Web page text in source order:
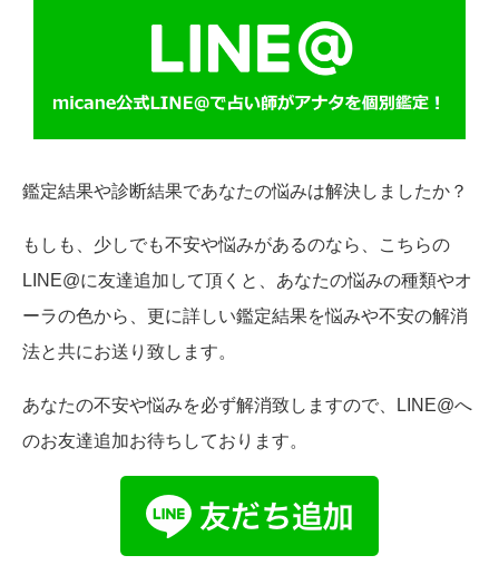
鑑定結果や診断結果であなたの悩みは解決しましたか？
もしも、少しでも不安や悩みがあるのなら、こちらの
LINE@に友達追加して頂くと、あなたの悩みの種類やオ
ーラの色から、更に詳しい鑑定結果を悩みや不安の解消
法と共にお送り致します。
あなたの不安や悩みを必ず解消致しますので、LINE@へ
のお友達追加お待ちしております。